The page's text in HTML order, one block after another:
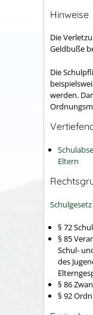
Hinweise
Die
Geldbuße
Die
werden.
Eltern
§ 72
§ 85
Schul-
des
§ 86
§ 92